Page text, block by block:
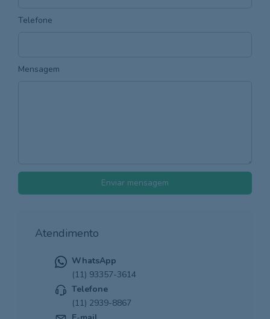
Telefone
Mensagem
Enviar mensagem
Atendimento
WhatsApp
(11) 93357-3614
Telefone
(11) 2939-8867